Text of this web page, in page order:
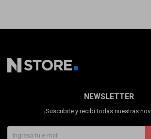
NEWSLETTER
¡Suscribite y recibí todas nuestras
Tiendas